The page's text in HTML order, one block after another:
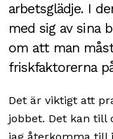
arbetsglädje. I
med sig av sina
om att man
friskfaktorerna
Det är viktigt att
jobbet. Det kan till